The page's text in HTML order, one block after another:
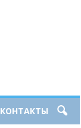
КОНТАКТЫ